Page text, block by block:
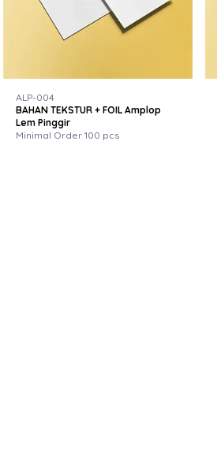
ALP-004
BAHAN TEKSTUR + FOIL Amplop
Lem Pinggir
Minimal Order 100 pcs